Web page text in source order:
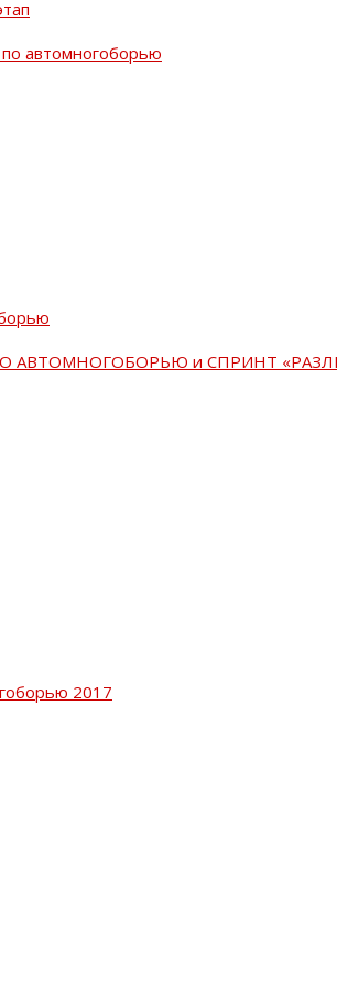
автомногоборью
АВТОМНОГОБОРЬЮ и СПРИНТ
2017